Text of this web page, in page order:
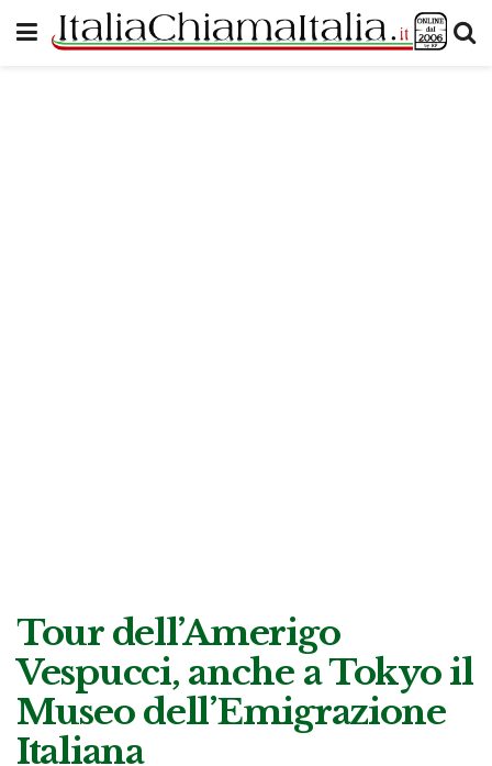
Tour dell’Amerigo
Vespucci, anche a Tokyo il
Museo dell’Emigrazione
Italiana